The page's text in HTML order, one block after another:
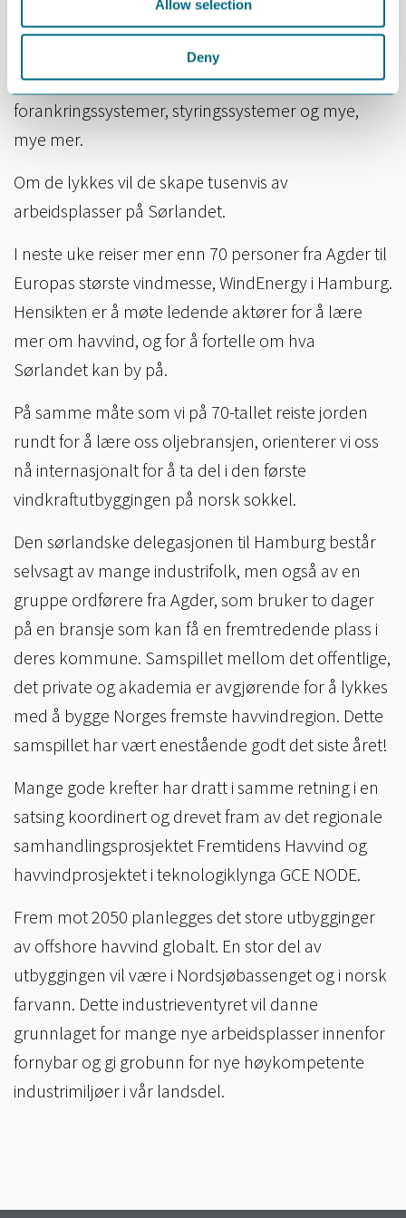
Allow selection
Deny
innen olje og gass, har på kort tid tatt sterke
posisjoner innen flytende havvind og leverer
teknologi og kompetanse for flytere,
forankringssystemer, styringssystemer og mye,
mye mer.
Om de lykkes vil de skape tusenvis av
arbeidsplasser på Sørlandet.
I neste uke reiser mer enn 70 personer fra Agder til
Europas største vindmesse, WindEnergy i Hamburg.
Hensikten er å møte ledende aktører for å lære
mer om havvind, og for å fortelle om hva
Sørlandet kan by på.
På samme måte som vi på 70-tallet reiste jorden
rundt for å lære oss oljebransjen, orienterer vi oss
nå internasjonalt for å ta del i den første
vindkraftutbyggingen på norsk sokkel.
Den sørlandske delegasjonen til Hamburg består
selvsagt av mange industrifolk, men også av en
gruppe ordførere fra Agder, som bruker to dager
på en bransje som kan få en fremtredende plass i
deres kommune. Samspillet mellom det offentlige,
det private og akademia er avgjørende for å lykkes
med å bygge Norges fremste havvindregion. Dette
samspillet har vært enestående godt det siste året!
Mange gode krefter har dratt i samme retning i en
satsing koordinert og drevet fram av det regionale
samhandlingsprosjektet Fremtidens Havvind og
havvindprosjektet i teknologiklynga GCE NODE.
Frem mot 2050 planlegges det store utbygginger
av offshore havvind globalt. En stor del av
utbyggingen vil være i Nordsjøbassenget og i norsk
farvann. Dette industrieventyret vil danne
grunnlaget for mange nye arbeidsplasser innenfor
fornybar og gi grobunn for nye høykompetente
industrimiljøer i vår landsdel.